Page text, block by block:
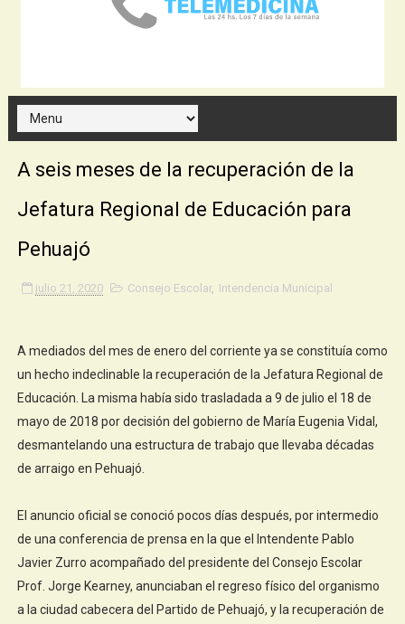
A seis meses de la recuperación de la
Jefatura Regional de Educación para
Pehuajó
julio 21, 2020 Consejo Escolar, Intendencia Municipal
A mediados del mes de enero del corriente ya se constituía como
un hecho indeclinable la recuperación de la Jefatura Regional de
Educación. La misma había sido trasladada a 9 de julio el 18 de
mayo de 2018 por decisión del gobierno de María Eugenia Vidal,
desmantelando una estructura de trabajo que llevaba décadas
de arraigo en Pehuajó.
El anuncio oficial se conoció pocos días después, por intermedio
de una conferencia de prensa en la que el Intendente Pablo
Javier Zurro acompañado del presidente del Consejo Escolar
Prof. Jorge Kearney, anunciaban el regreso físico del organismo
a la ciudad cabecera del Partido de Pehuajó, y la recuperación de